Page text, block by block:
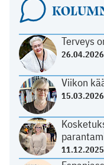
Terveys
Viikon